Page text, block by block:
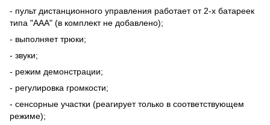
- пульт дистанционного управления работает от 2-х батареек
типа "ААА" (в комплект не добавлено);
- выполняет трюки;
- звуки;
- режим демонстрации;
- регулировка громкости;
- сенсорные участки (реагирует только в соответствующем
режиме);